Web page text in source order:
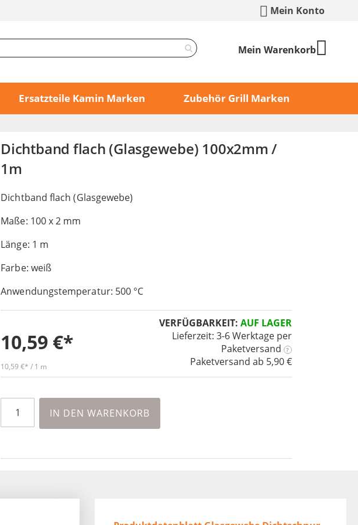
Mein Konto
Mein Warenkorb
Ersatzteile Kamin Marken Zubehör Grill Marken
Dichtband flach (Glasgewebe) 100x2mm /
1m
Dichtband flach (Glasgewebe)
Maße: 100 x 2 mm
Länge: 1 m
Farbe: weiß
Anwendungstemperatur: 500 °C
VERFÜGBARKEIT: AUF LAGER
Lieferzeit: 3-6 Werktageper
Paketversand
?
Paketversand ab 5,90 €
10,59 €
10,59 € / 1 m
IN DEN WARENKORB